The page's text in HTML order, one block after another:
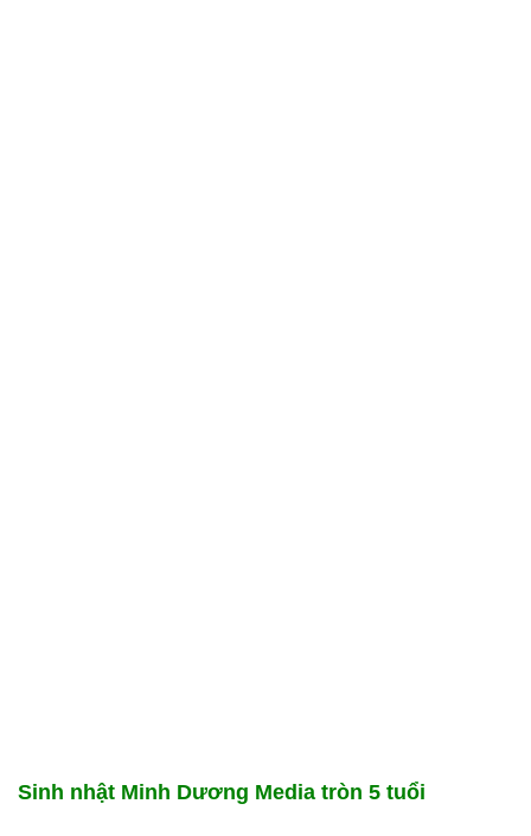
Sinh nhật Minh Dương Media tròn 5 tuổi